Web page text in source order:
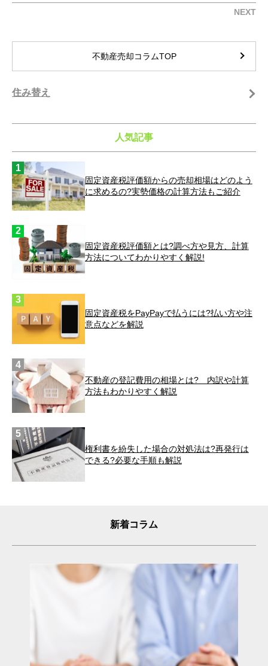
NEXT
不動産売却コラムTOP
住み替え
人気記事
固定資産税評価額からの売却相場はどのよう
に求めるの?実勢価格の計算方法もご紹介
固定資産税評価額とは?調べ方や見方、計算
方法についてわかりやすく解説!
固定資産税をPayPayで払うには?払い方や注
意点などを解説
不動産の登記費用の相場とは? 内訳や計算
方法もわかりやすく解説
権利書を紛失した場合の対処法は?再発行は
できる?必要な手順も解説
新着コラム